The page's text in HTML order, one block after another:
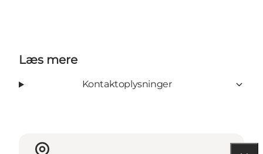
Læs mere
Kontaktoplysninger